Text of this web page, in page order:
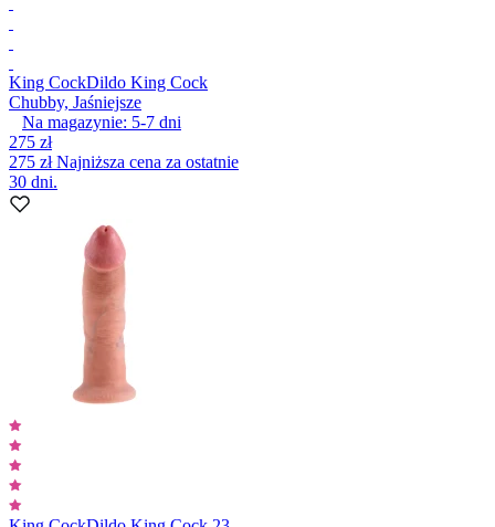
King CockDildo King Cock
Chubby, Jaśniejsze
Na magazynie: 5-7 dni
275 zł
275 złNajniższa cena za ostatnie
30 dni.